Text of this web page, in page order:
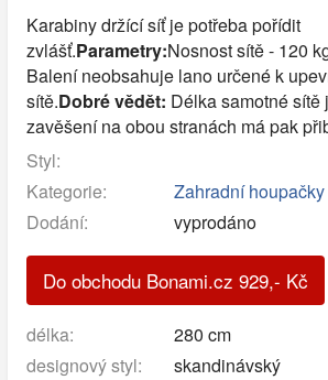
Karabiny držící síť je potřeba pořídit
zvlášť.Parametry:Nosnost sítě - 120
Balení neobsahuje lano určené k
sítě.Dobré vědět: Délka samotné sítě
zavěšení na obou stranách má pak
Styl:
Kategorie:
Zahradní
Dodání:
vyprodáno
Do obchodu Bonami.cz 929,- Kč
délka:
280 cm
designový styl:
skandinávský